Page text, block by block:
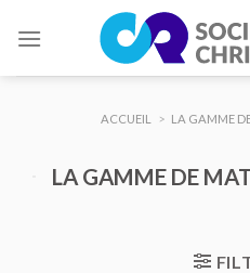
ACCUEIL > LA GAMME
LA GAMME DE